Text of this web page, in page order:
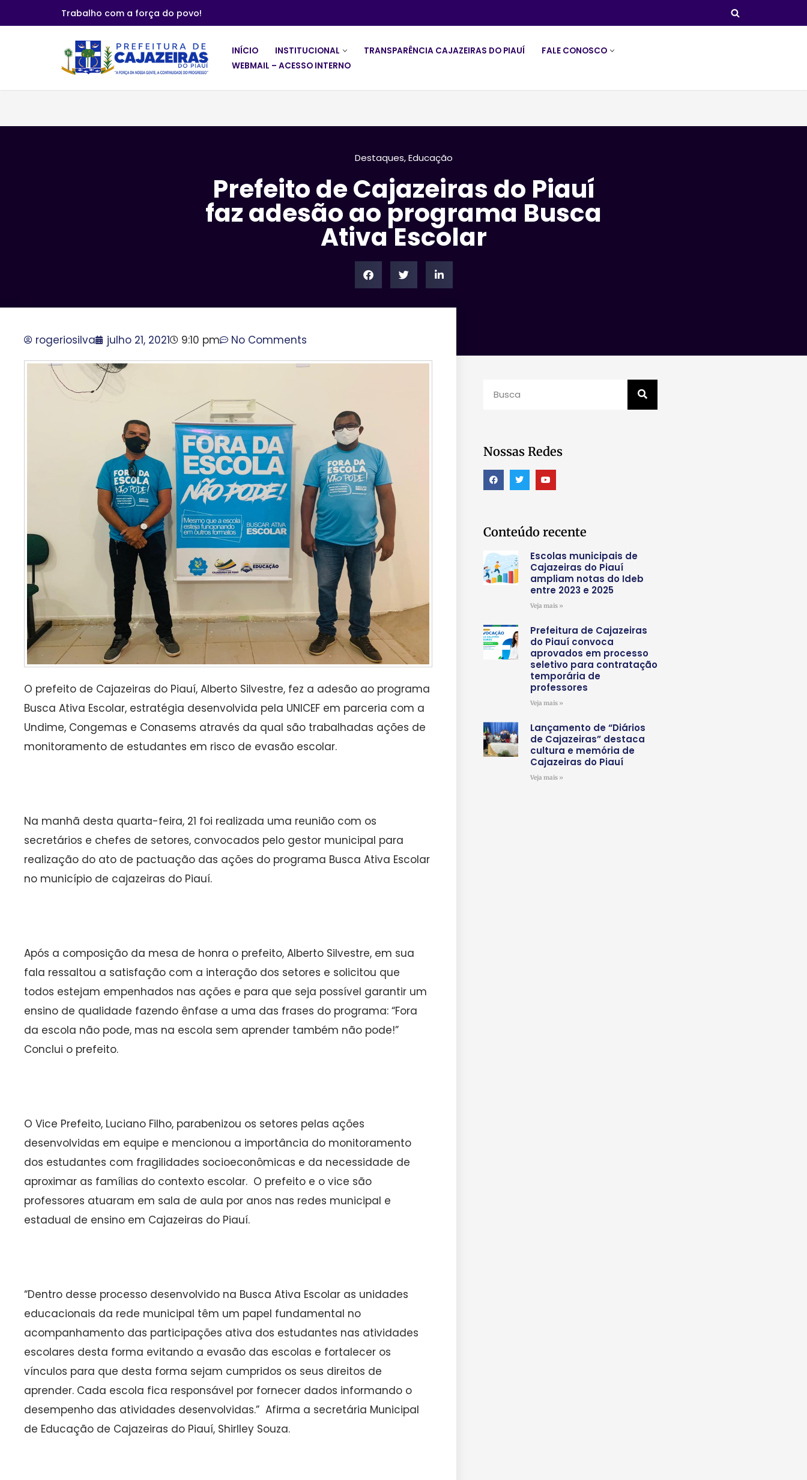
Trabalho com a força do povo!
INÍCIO INSTITUCIONAL TRANSPARÊNCIA CAJAZEIRAS DO PIAUÍ
FALE CONOSCO
WEBMAIL – ACESSO INTERNO
Destaques,Educação
Prefeito de Cajazeiras do Piauí
faz adesão ao programa Busca
Ativa Escolar
rogeriosilva julho 21, 2021 9:10 pm No Comments
O prefeito de Cajazeiras do Piauí, Alberto Silvestre, fez a adesão ao programa
Busca Ativa Escolar, estratégia desenvolvida pela UNICEF em parceria com a
Undime, Congemas e Conasems através da qual são trabalhadas ações de
monitoramento de estudantes em risco de evasão escolar.
Na manhã desta quarta-feira, 21 foi realizada uma reunião com os
secretários e chefes de setores, convocados pelo gestor municipal para
realização do ato de pactuação das ações do programa Busca Ativa Escolar
no município de cajazeiras do Piauí.
Após a composição da mesa de honra o prefeito, Alberto Silvestre, em sua
fala ressaltou a satisfação com a interação dos setores e solicitou que
todos estejam empenhados nas ações e para que seja possível garantir um
ensino de qualidade fazendo ênfase a uma das frases do programa: “Fora
da escola não pode, mas na escola sem aprender também não pode!”
Conclui o prefeito.
O Vice Prefeito, Luciano Filho, parabenizou os setores pelas ações
desenvolvidas em equipe e mencionou a importância do monitoramento
dos estudantes com fragilidades socioeconômicas e da necessidade de
aproximar as famílias do contexto escolar. O prefeito e o vice são
professores atuaram em sala de aula por anos nas redes municipal e
estadual de ensino em Cajazeiras do Piauí.
“Dentro desse processo desenvolvido na Busca Ativa Escolar as unidades
educacionais da rede municipal têm um papel fundamental no
acompanhamento das participações ativa dos estudantes nas atividades
escolares desta forma evitando a evasão das escolas e fortalecer os
vínculos para que desta forma sejam cumpridos os seus direitos de
aprender. Cada escola fica responsável por fornecer dados informando o
desempenho das atividades desenvolvidas.” Afirma a secretária Municipal
de Educação de Cajazeiras do Piauí, Shirlley Souza.
Nossas Redes
Conteúdo recente
Escolas municipais de
Cajazeiras do Piauí
ampliam notas do Ideb
entre 2023 e 2025
Veja mais »
Prefeitura de Cajazeiras
do Piauí convoca
aprovados em processo
seletivo para contratação
temporária de
professores
Veja mais »
Lançamento de “Diários
de Cajazeiras” destaca
cultura e memória de
Cajazeiras do Piauí
Veja mais »